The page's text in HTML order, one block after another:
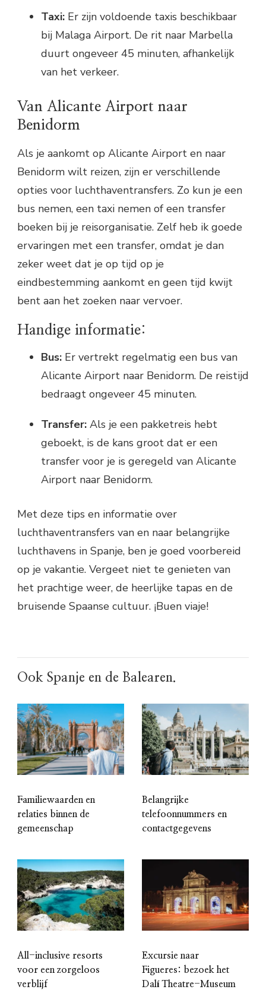
Taxi: Er zijn voldoende taxis beschikbaar
bij Malaga Airport. De rit naar Marbella
duurt ongeveer 45 minuten, afhankelijk
van het verkeer.
Van Alicante Airport naar
Benidorm
Als je aankomt op Alicante Airport en naar
Benidorm wilt reizen, zijn er verschillende
opties voor luchthaventransfers. Zo kun je een
bus nemen, een taxi nemen of een transfer
boeken bij je reisorganisatie. Zelf heb ik goede
ervaringen met een transfer, omdat je dan
zeker weet dat je op tijd op je
eindbestemming aankomt en geen tijd kwijt
bent aan het zoeken naar vervoer.
Handige informatie:
Bus: Er vertrekt regelmatig een bus van
Alicante Airport naar Benidorm. De reistijd
bedraagt ongeveer 45 minuten.
Transfer: Als je een pakketreis hebt
geboekt, is de kans groot dat er een
transfer voor je is geregeld van Alicante
Airport naar Benidorm.
Met deze tips en informatie over
luchthaventransfers van en naar belangrijke
luchthavens in Spanje, ben je goed voorbereid
op je vakantie. Vergeet niet te genieten van
het prachtige weer, de heerlijke tapas en de
bruisende Spaanse cultuur. ¡Buen viaje!
Ook Spanje en de Balearen.
Familiewaarden en
relaties binnen de
gemeenschap
Belangrijke
telefoonnummers en
contactgegevens
All-inclusive resorts
voor een zorgeloos
verblijf
Excursie naar
Figueres: bezoek het
Dalí Theatre-Museum